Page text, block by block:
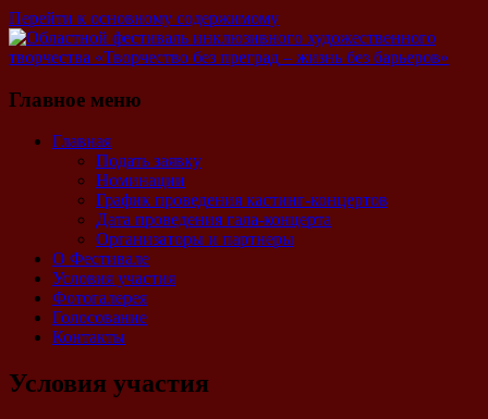
Перейти к основному содержимому
Областной фестиваль
инклюзивного
художественного творчества
«Творчество без преград –
жизнь без барьеров»
Главное меню
Главная
Подать заявку
Номинации
График проведения кастинг-концертов
Дата проведения гала-концерта
Организаторы и партнеры
О Фестивале
Условия участия
Фотогалерея
Голосование
Контакты
Условия участия